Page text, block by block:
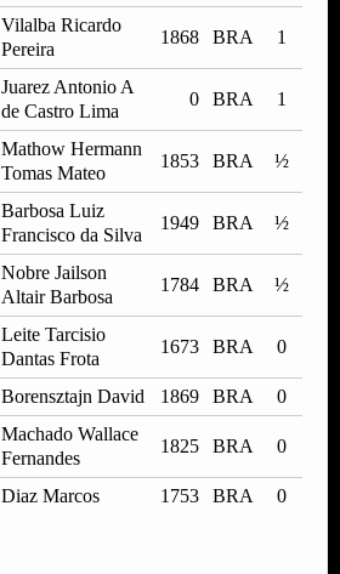
Vilalba Ricardo
Pereira
1868 BRA 1
Juarez Antonio A
de Castro Lima
0 BRA 1
Mathow Hermann
Tomas Mateo
1853 BRA ½
Barbosa Luiz
Francisco da Silva
1949 BRA ½
Nobre Jailson
Altair Barbosa
1784 BRA ½
Leite Tarcisio
Dantas Frota
1673 BRA 0
Borensztajn David 1869 BRA 0
Machado Wallace
Fernandes
1825 BRA 0
Diaz Marcos 1753 BRA 0